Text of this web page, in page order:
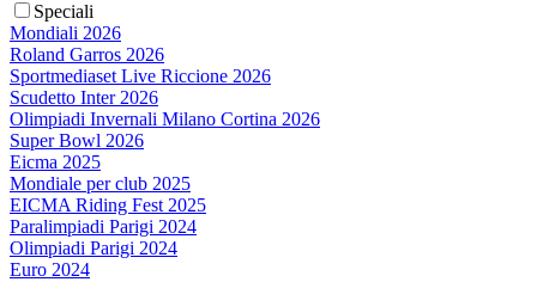
Speciali
Mondiali 2026
Roland Garros 2026
Sportmediaset Live Riccione 2026
Scudetto Inter 2026
Olimpiadi Invernali Milano Cortina 2026
Super Bowl 2026
Eicma 2025
Mondiale per club 2025
EICMA Riding Fest 2025
Paralimpiadi Parigi 2024
Olimpiadi Parigi 2024
Euro 2024